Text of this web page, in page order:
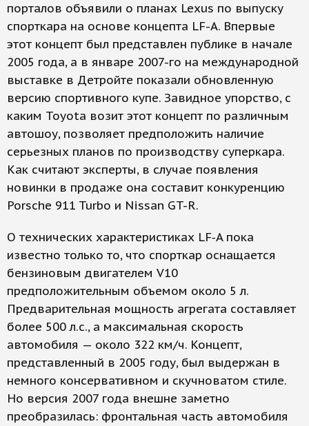
порталов объявили о планах Leхus по выпуску
спорткара на основе концепта LF-A. Впервые
этот концепт был представлен публике в начале
2005 года, а в январе 2007-го на международной
выставке в Детройте показали обновленную
версию спортивного купе. Завидное упорство, с
каким Toyota возит этот концепт по различным
автошоу, позволяет предположить наличие
серьезных планов по производству суперкара.
Как считают эксперты, в случае появления
новинки в продаже она составит конкуренцию
Porsсhe 911 Turbo и Nissan GT-R.
О технических характеристиках LF‑A пока
известно только то, что спорткар оснащается
бензиновым двигателем V10
предположительным объемом около 5 л.
Предварительная мощность агрегата составляет
более 500 л.с., а максимальная скорость
автомобиля — около 322 км/ч. Концепт,
представленный в 2005 году, был выдержан в
немного консервативном и скучноватом стиле.
Но версия 2007 года внешне заметно
преобразилась: фронтальная часть автомобиля